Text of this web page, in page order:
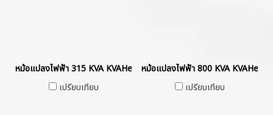
หม้อแปลงไฟฟ้า 315 KVA KVAHermetically Sealed without Gas
เปรียบเทียบ
หม้อแปลงไฟฟ้า 800 KVA
เปรียบเทียบ